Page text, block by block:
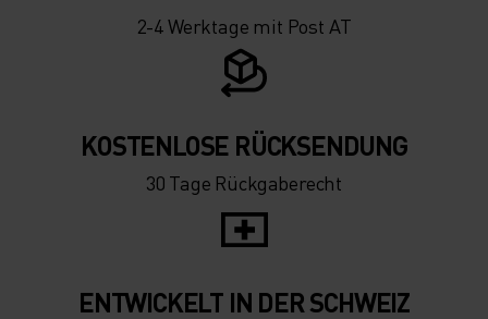
-15°
-20°
-25°
-15°
-20°
-25°
2-4 Werktage mit Post AT
KOSTENLOSE RÜCKSENDUNG
30 Tage Rückgaberecht
ENTWICKELT IN DER SCHWEIZ